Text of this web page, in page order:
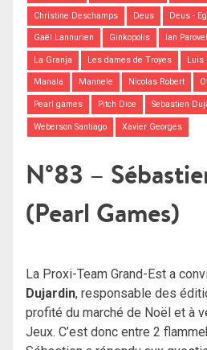
Christine Deschamps Deus Deus -
Gaël Lannurien Ginkopolis Ian Parovel
La Granja Les dames de Troyes Luis
Manala Mannele Nicolas Robert
Pearl games Pitch Dice Sebastien
Weberson Santiago Xavier Georges
N°83 –
(Pearl Games)
La Proxi-Team Grand-Est a
Dujardin, responsable des
profité du marché de Noël et à
Jeux. C’est donc entre 2